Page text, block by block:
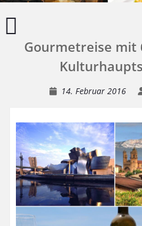
Mallorca
Gourmetreise mit
14. Februar 2016